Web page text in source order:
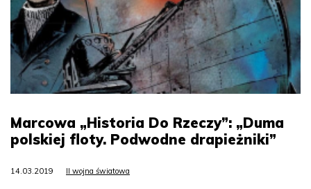
Marcowa „Historia Do Rzeczy”: „Duma
polskiej floty. Podwodne drapieżniki”
14.03.2019 II wojna światowa